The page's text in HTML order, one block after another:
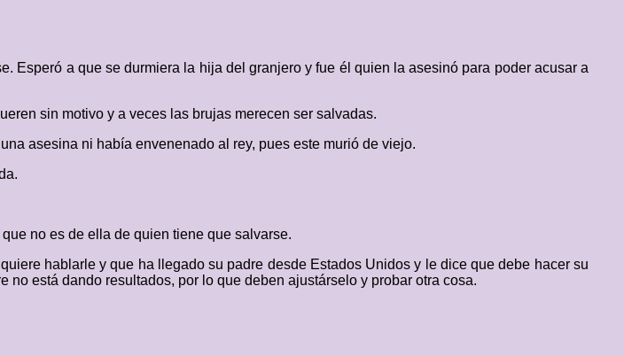
Esperó a que se durmiera la hija del granjero y fue él quien la asesinó para poder acusar a
sin motivo y a veces las brujas merecen ser salvadas.
asesina ni había envenenado al rey, pues este murió de viejo.
no es de ella de quien tiene que salvarse.
hablarle y que ha llegado su padre desde Estados Unidos y le dice que debe hacer su
está dando resultados, por lo que deben ajustárselo y probar otra cosa.